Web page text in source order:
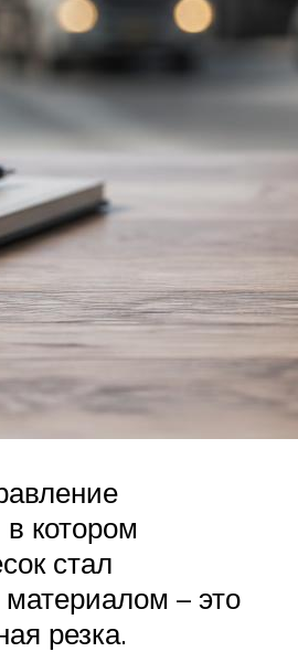
котором
стал
– это
резка.